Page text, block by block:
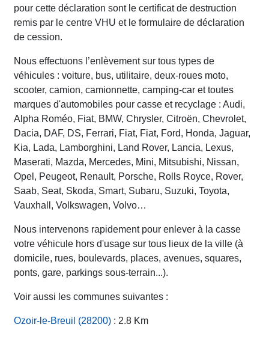
pour cette déclaration sont le certificat de destruction
remis par le centre VHU et le formulaire de déclaration
de cession.
Nous effectuons l’enlèvement sur tous types de
véhicules : voiture, bus, utilitaire, deux-roues moto,
scooter, camion, camionnette, camping-car et toutes
marques d'automobiles pour casse et recyclage : Audi,
Alpha Roméo, Fiat, BMW, Chrysler, Citroën, Chevrolet,
Dacia, DAF, DS, Ferrari, Fiat, Fiat, Ford, Honda, Jaguar,
Kia, Lada, Lamborghini, Land Rover, Lancia, Lexus,
Maserati, Mazda, Mercedes, Mini, Mitsubishi, Nissan,
Opel, Peugeot, Renault, Porsche, Rolls Royce, Rover,
Saab, Seat, Skoda, Smart, Subaru, Suzuki, Toyota,
Vauxhall, Volkswagen, Volvo…
Nous intervenons rapidement pour enlever à la casse
votre véhicule hors d'usage sur tous lieux de la ville (à
domicile, rues, boulevards, places, avenues, squares,
ponts, gare, parkings sous-terrain...).
Voir aussi les communes suivantes :
Ozoir-le-Breuil (28200) : 2.8 Km